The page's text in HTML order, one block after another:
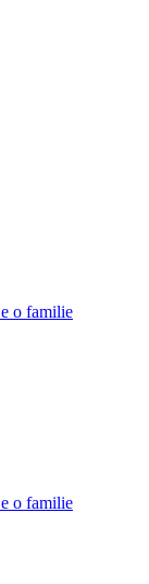
o familie
o familie